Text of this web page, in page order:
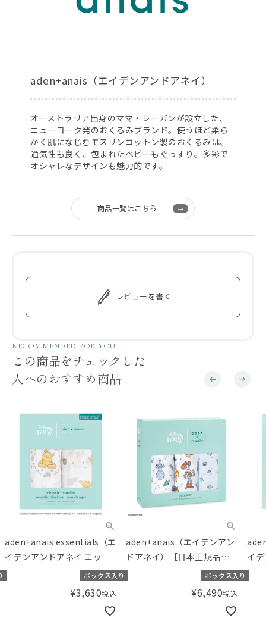
aden+anais（エイデンアンドアネイ）
オーストラリア出身のママ・レーガンが設立した、
ニューヨーク発のおくるみブランド。使うほど柔ら
かく肌になじむモスリンコットン製のおくるみは、
通気性も良く、包まれたベビーもぐっすり。多彩で
オシャレなデザインも魅力的です。
商品一覧はこちら
レビューを書く
RECOMMENDED FOR YOU
この商品をチェックした
人へのおすすめ商品
aden+anais essentials（エ
イデンアンドアネイ エッセ
ンシャルズ）【日本正規
るみ 2枚 ディズニー ウィニ
ボックス入り
¥3,630税込
aden+anais（エイデンアン
ドアネイ）【日本正規品】
モスリンコットン おくるみ
イストーリー toy story 3-
ボックス入り
¥6,490税込
イ
ン